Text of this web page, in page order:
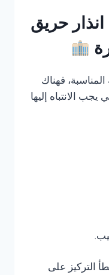
انذار حريق
فهناك
الانتباه إليها
التركيز على